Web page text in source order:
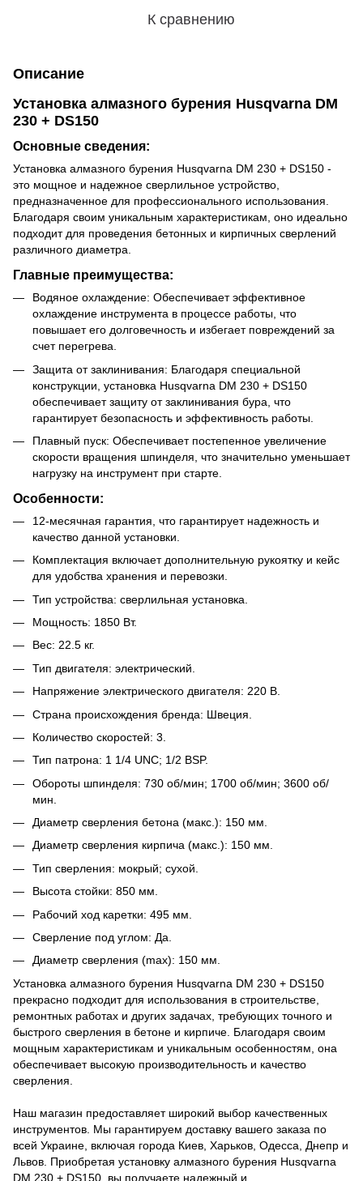
К сравнению
Описание
Установка алмазного бурения Husqvarna DM
230 + DS150
Основные сведения:
Установка алмазного бурения Husqvarna DM 230 + DS150 -
это мощное и надежное сверлильное устройство,
предназначенное для профессионального использования.
Благодаря своим уникальным характеристикам, оно идеально
подходит для проведения бетонных и кирпичных сверлений
различного диаметра.
Главные преимущества:
Водяное охлаждение: Обеспечивает эффективное
охлаждение инструмента в процессе работы, что
повышает его долговечность и избегает повреждений за
счет перегрева.
Защита от заклинивания: Благодаря специальной
конструкции, установка Husqvarna DM 230 + DS150
обеспечивает защиту от заклинивания бура, что
гарантирует безопасность и эффективность работы.
Плавный пуск: Обеспечивает постепенное увеличение
скорости вращения шпинделя, что значительно уменьшает
нагрузку на инструмент при старте.
Особенности:
12-месячная гарантия, что гарантирует надежность и
качество данной установки.
Комплектация включает дополнительную рукоятку и кейс
для удобства хранения и перевозки.
Тип устройства: сверлильная установка.
Мощность: 1850 Вт.
Вес: 22.5 кг.
Тип двигателя: электрический.
Напряжение электрического двигателя: 220 В.
Страна происхождения бренда: Швеция.
Количество скоростей: 3.
Тип патрона: 1 1/4 UNC; 1/2 BSP.
Обороты шпинделя: 730 об/мин; 1700 об/мин; 3600 об/
мин.
Диаметр сверления бетона (макс.): 150 мм.
Диаметр сверления кирпича (макс.): 150 мм.
Тип сверления: мокрый; сухой.
Высота стойки: 850 мм.
Рабочий ход каретки: 495 мм.
Сверление под углом: Да.
Диаметр сверления (max): 150 мм.
Установка алмазного бурения Husqvarna DM 230 + DS150
прекрасно подходит для использования в строительстве,
ремонтных работах и других задачах, требующих точного и
быстрого сверления в бетоне и кирпиче. Благодаря своим
мощным характеристикам и уникальным особенностям, она
обеспечивает высокую производительность и качество
сверления.
Наш магазин предоставляет широкий выбор качественных
инструментов. Мы гарантируем доставку вашего заказа по
всей Украине, включая города Киев, Харьков, Одесса, Днепр и
Львов. Приобретая установку алмазного бурения Husqvarna
DM 230 + DS150, вы получаете надежный и